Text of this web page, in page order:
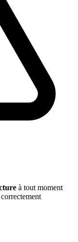
à tout moment